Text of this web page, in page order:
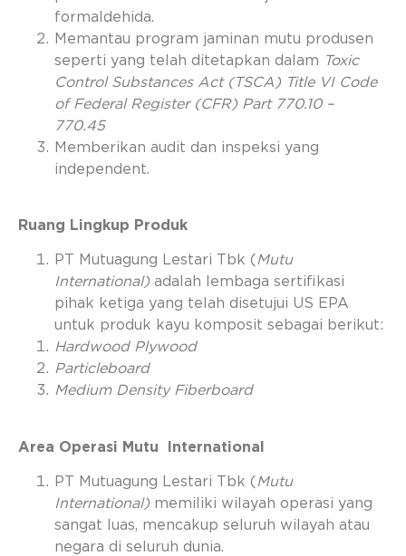
formaldehida.
Memantau program jaminan mutu produsen
seperti yang telah ditetapkan dalam Toxic
Control Substances Act (TSCA) Title VI Code
of Federal Register (CFR) Part 770.10 –
770.45
Memberikan audit dan inspeksi yang
independent.
Ruang Lingkup Produk
PT Mutuagung Lestari Tbk (Mutu
International) adalah lembaga sertifikasi
pihak ketiga yang telah disetujui US EPA
untuk produk kayu komposit sebagai berikut:
Hardwood Plywood
Particleboard
Medium Density Fiberboard
Area Operasi Mutu International
PT Mutuagung Lestari Tbk ( Mutu
International) memiliki wilayah operasi yang
sangat luas, mencakup seluruh wilayah atau
negara di seluruh dunia.